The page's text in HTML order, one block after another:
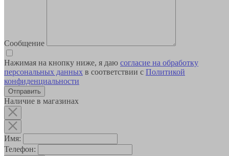
Сообщение
Нажимая на кнопку ниже, я даю согласие на обработку
персональных данных в соответствии с Политикой
конфиденциальности
Наличие в магазинах
Имя:
Телефон: